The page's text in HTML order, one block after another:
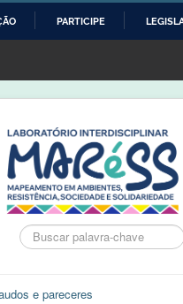
PARTICIPE
Busca
e pareceres